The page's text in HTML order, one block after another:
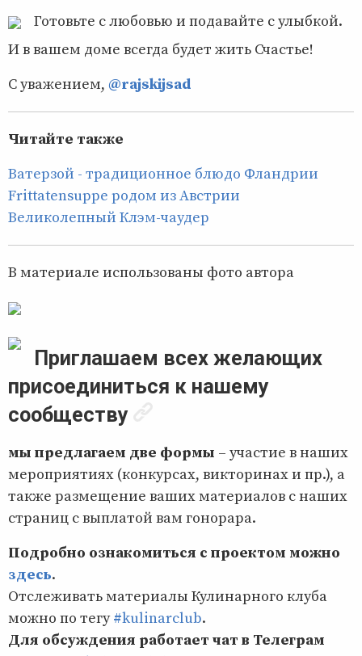
Готовьте с любовью и подавайте с улыбкой.
И в вашем доме всегда будет жить Счастье!
С уважением, @rajskijsad
Читайте также
Ватерзой - традиционное блюдо Фландрии
Frittatensuppe родом из Австрии
Великолепный Клэм-чаудер
В материале использованы фото автора
Приглашаем всех желающих
присоединиться к нашему
сообществу
мы предлагаем две формы – участие в наших
мероприятиях (конкурсах, викторинах и пр.), а
также размещение ваших материалов с наших
страниц с выплатой вам гонорара.
Подробно ознакомиться с проектом можно
здесь.
Отслеживать материалы Кулинарного клуба
можно по тегу#kulinarclub.
Для обсуждения работает чат в Телеграм